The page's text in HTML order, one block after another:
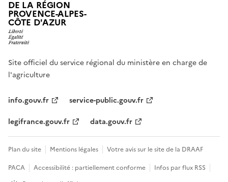
DE LA RÉGION
PROVENCE-ALPES-
CÔTE D'AZUR
Site officiel du service régional du ministère en charge de
l'agriculture
info.gouv.fr
service-public.gouv.fr
legifrance.gouv.fr
data.gouv.fr
Plan du site Mentions légales
Votre avis sur le site de la DRAAF
PACA
Accessibilité : partiellement conforme
Infos par flux RSS